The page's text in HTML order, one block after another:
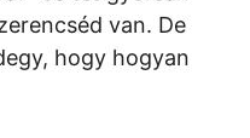
van. De
hogy hogyan